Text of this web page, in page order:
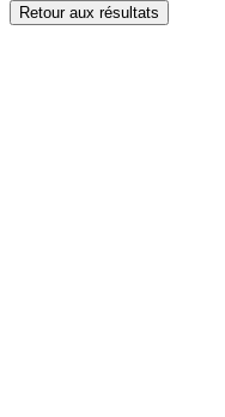
Retour aux résultats